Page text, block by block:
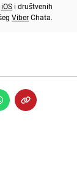
iOS i društvenih
ViberChata.